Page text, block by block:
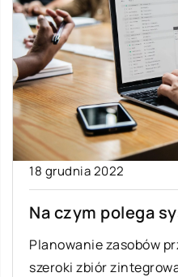
18 grudnia 2022
Na czym polega
Planowanie zasobów
szeroki zbiór